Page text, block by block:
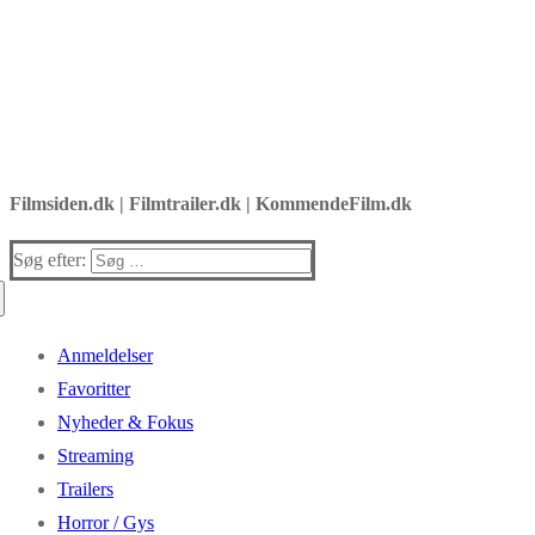
Filmsiden.dk | Filmtrailer.dk | KommendeFilm.dk
Søg efter:
Anmeldelser
Favoritter
Nyheder & Fokus
Streaming
Trailers
Horror / Gys